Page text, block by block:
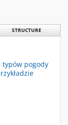
STRUCTURE
pogody